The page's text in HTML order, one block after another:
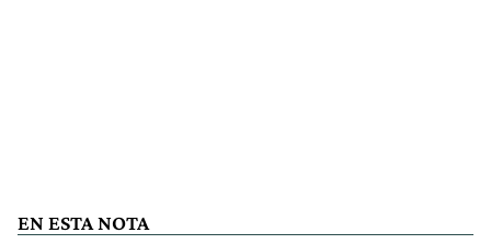
EN ESTA NOTA